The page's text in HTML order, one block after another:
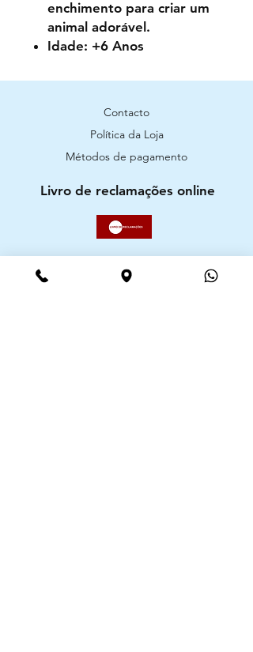
enchimento para criar um
animal adorável.
Idade: +6 Anos
Contacto
Política da Loja
Métodos de pagamento
Livro de reclamações online
Segurança